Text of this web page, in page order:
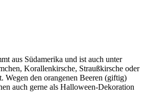
aus Südamerika und ist auch unter
Korallenkirsche, Straußkirsche oder
Wegen den orangenen Beeren (giftig)
auch gerne als Halloween-Dekoration